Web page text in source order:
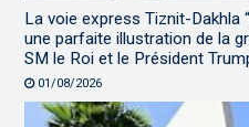
La voie express Tiznit-Dakhla
une parfaite illustration de la
SM le Roi et le Président
01/08/2026